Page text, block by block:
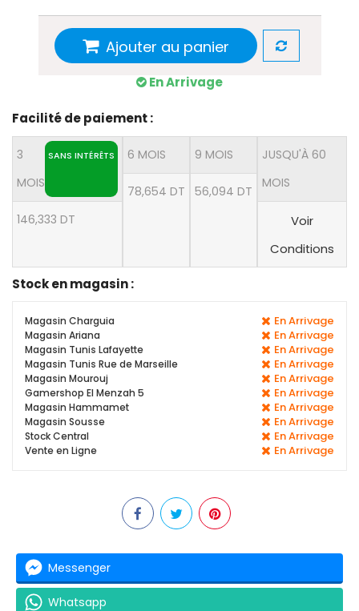
Ajouter au panier
En Arrivage
Facilité de paiement :
3
MOIS
SANS INTÉRÊTS
146,333 DT
6 MOIS
78,654 DT
9 MOIS
56,094 DT
JUSQU'À 60
MOIS
Voir
Conditions
Stock en magasin :
Magasin Charguia En Arrivage
Magasin Ariana En Arrivage
Magasin Tunis Lafayette En Arrivage
Magasin Tunis Rue de Marseille En Arrivage
Magasin Mourouj En Arrivage
Gamershop El Menzah 5 En Arrivage
Magasin Hammamet En Arrivage
Magasin Sousse En Arrivage
Stock Central En Arrivage
Vente en Ligne En Arrivage
Messenger
Whatsapp